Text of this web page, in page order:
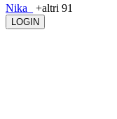
Nika_ +altri 91
LOGIN